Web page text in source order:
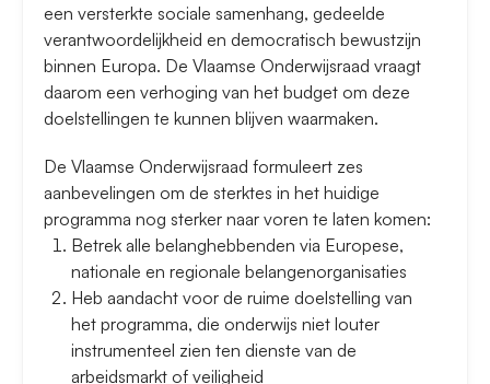
een versterkte sociale samenhang, gedeelde
verantwoordelijkheid en democratisch bewustzijn
binnen Europa. De Vlaamse Onderwijsraad vraagt
daarom een verhoging van het budget om deze
doelstellingen te kunnen blijven waarmaken.
De Vlaamse Onderwijsraad formuleert zes
aanbevelingen om de sterktes in het huidige
programma nog sterker naar voren te laten komen:
Betrek alle belanghebbenden via Europese,
nationale en regionale belangenorganisaties
Heb aandacht voor de ruime doelstelling van
het programma, die onderwijs niet louter
instrumenteel zien ten dienste van de
arbeidsmarkt of veiligheid